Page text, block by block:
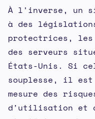
À l'inverse, un
à des
protectrices, les
des serveurs
États-Unis. Si
souplesse, il
mesure des
d'utilisation et